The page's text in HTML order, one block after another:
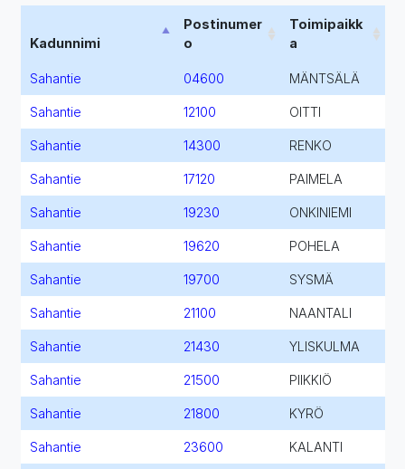
Kadunnimi
Postinumer
o
Toimipaikk
a
Sahantie 04600 MÄNTSÄLÄ
Sahantie 12100 OITTI
Sahantie 14300 RENKO
Sahantie 17120 PAIMELA
Sahantie 19230 ONKINIEMI
Sahantie 19620 POHELA
Sahantie 19700 SYSMÄ
Sahantie 21100 NAANTALI
Sahantie 21430 YLISKULMA
Sahantie 21500 PIIKKIÖ
Sahantie 21800 KYRÖ
Sahantie 23600 KALANTI